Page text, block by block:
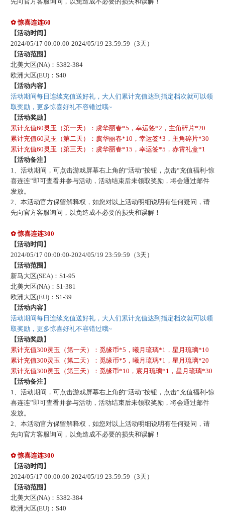
✿ 惊喜连连60
【活动时间】
2024/05/17 00:00:00-2024/05/19 23:59:59 （3天）
【活动范围】
北美大区(NA)：S382-384
欧洲大区(EU)：S40
【活动内容】
活动期间每日连续充值送好礼，大人们累计充值达到指定档次就可以领
取奖励，更多惊喜好礼不容错过哦~
【活动奖励】
累计充值60灵玉（第一天）：虞华丽春*5，幸运签*2，主角碎片*20
累计充值60灵玉（第二天）：虞华丽春*10，幸运签*3，主角碎片*30
累计充值60灵玉（第三天）：虞华丽春*15，幸运签*5，赤霄礼盒*1
【活动备注】
1、活动期间，可点击游戏屏幕右上角的“活动”按钮，点击“充值福利-惊
喜连连”即可查看并参与活动 ， 活动结束后未领取奖励，将会通过邮件
发放。
2、本活动官方保留解释权，如您对以上活动明细说明有任何疑问，请
先向官方客服询问，以免造成不必要的损失和误解！
✿ 惊喜连连300
【活动时间】
2024/05/17 00:00:00-2024/05/19 23:59:59 （3天）
【活动范围】
新马大区(SEA)：S1-95
北美大区(NA)：S1-381
欧洲大区(EU)：S1-39
【活动内容】
活动期间每日连续充值送好礼，大人们累计充值达到指定档次就可以领
取奖励，更多惊喜好礼不容错过哦~
【活动奖励】
累计充值300灵玉（第一天）：觅缘币*5，曦月琉璃*1，星月琉璃*10
累计充值300灵玉（第二天）：觅缘币*5，曦月琉璃*1，星月琉璃*20
累计充值300灵玉（第三天）：觅缘币*10，宸月琉璃*1，星月琉璃*30
【活动备注】
1、活动期间，可点击游戏屏幕右上角的“活动”按钮，点击“充值福利-惊
喜连连”即可查看并参与活动 ， 活动结束后未领取奖励，将会通过邮件
发放。
2、本活动官方保留解释权，如您对以上活动明细说明有任何疑问，请
先向官方客服询问，以免造成不必要的损失和误解！
✿ 惊喜连连300
【活动时间】
2024/05/17 00:00:00-2024/05/19 23:59:59 （3天）
【活动范围】
北美大区(NA)：S382-384
欧洲大区(EU)：S40